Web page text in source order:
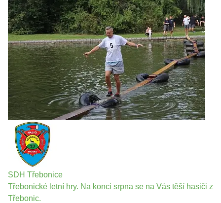
SDH Třebonice
Třebonické letní hry. Na konci srpna se na Vás těší hasiči z
Třebonic.